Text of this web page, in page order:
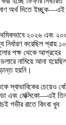
অর্থ দিতে ইচ্ছুক—এই
২০২৬ এবং
করেছিল প্রায়
পক্ষ থেকে আগ্রহের
নামিয়ে আনা
হয়নি।
স্বাভাবিকের চেয়েও
এবং মেক্সিকো—এই
গভীর রাতে কিংবা খুব